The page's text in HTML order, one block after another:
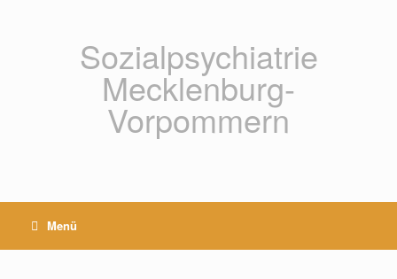
Sozialpsychiatrie
Mecklenburg-
Vorpommern
Menü